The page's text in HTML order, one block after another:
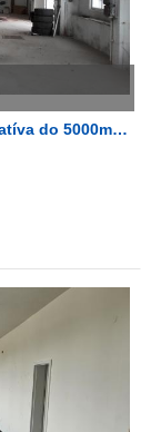
Na prenájom sklady/haly/plochy+administratíva do 5000m2 + plochy do 23 500m2, TOP lokalita Pezinok.